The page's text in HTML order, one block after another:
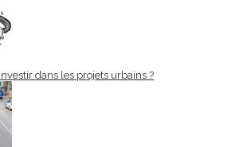
dans les projets urbains ?